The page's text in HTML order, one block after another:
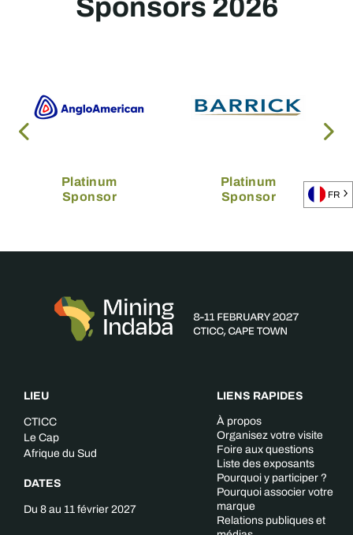
Platinum
Sponsor
Platinum
Sponsor
LIEU
CTICC
Le Cap
Afrique du Sud
DATES
Du 8 au 11 février 2027
LIENS RAPIDES
À propos
Organisez votre visite
Foire aux questions
Liste des exposants
Pourquoi y participer ?
Pourquoi associer votre
marque
Relations publiques et
FR